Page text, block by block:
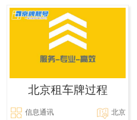
北京租车牌过程
信息通讯 北京